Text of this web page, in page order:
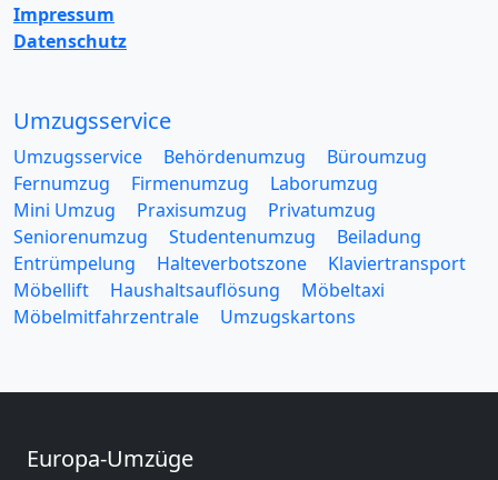
Impressum
Datenschutz
Umzugsservice
Umzugsservice Behördenumzug
Büroumzug
Fernumzug
Firmenumzug
Laborumzug
Mini Umzug
Praxisumzug
Privatumzug
Seniorenumzug
Studentenumzug
Beiladung
Entrümpelung
Halteverbotszone
Klaviertransport
Möbellift
Haushaltsauflösung
Möbeltaxi
Möbelmitfahrzentrale
Umzugskartons
Europa-Umzüge